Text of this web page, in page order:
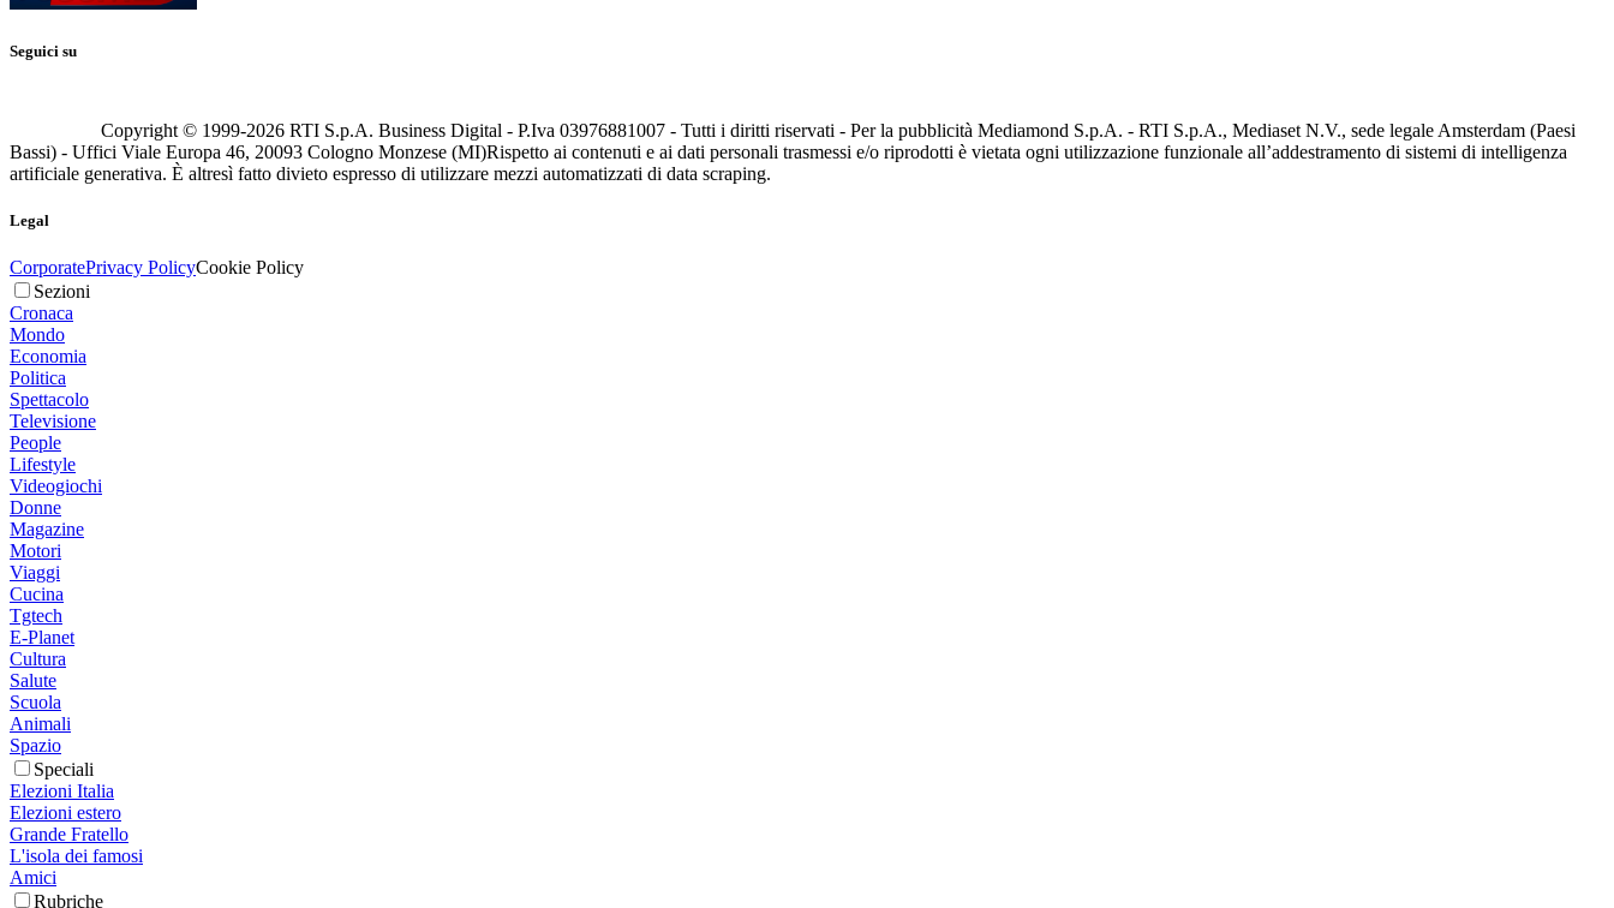
Seguici su
Copyright © 1999-2026 RTI S.p.A. Business Digital - P.Iva 03976881007 - Tutti i diritti riservati - Per la pubblicità Mediamond S.p.A. - RTI S.p.A., Mediaset N.V., sede legale Amsterdam (Paesi
Bassi) - Uffici Viale Europa 46, 20093 Cologno Monzese (MI)Rispetto ai contenuti e ai dati personali trasmessi e/o riprodotti è vietata ogni utilizzazione funzionale all’addestramento di sistemi di intelligenza
artificiale generativa. È altresì fatto divieto espresso di utilizzare mezzi automatizzati di data scraping.
Legal
CorporatePrivacy PolicyCookie Policy
Sezioni
Cronaca
Mondo
Economia
Politica
Spettacolo
Televisione
People
Lifestyle
Videogiochi
Donne
Magazine
Motori
Viaggi
Cucina
Tgtech
E-Planet
Cultura
Salute
Scuola
Animali
Spazio
Speciali
Elezioni Italia
Elezioni estero
Grande Fratello
L'isola dei famosi
Amici
Rubriche